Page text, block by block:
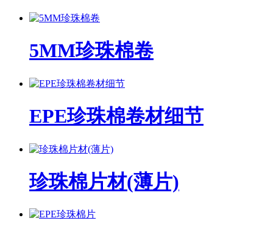
5MM珍珠棉卷
EPE珍珠棉卷材细节
珍珠棉片材(薄片)